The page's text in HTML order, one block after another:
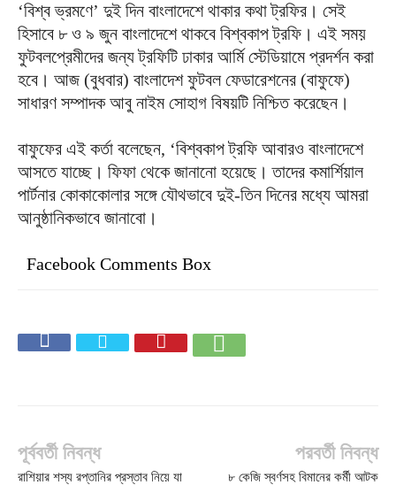
‘বিশ্ব ভ্রমণে’ দুই দিন বাংলাদেশে থাকার কথা ট্রফির। সেই
হিসাবে ৮ ও ৯ জুন বাংলাদেশে থাকবে বিশ্বকাপ ট্রফি। এই সময়
ফুটবলপ্রেমীদের জন্য ট্রফিটি ঢাকার আর্মি স্টেডিয়ামে প্রদর্শন করা
হবে। আজ (বুধবার) বাংলাদেশ ফুটবল ফেডারেশনের (বাফুফে)
সাধারণ সম্পাদক আবু নাইম সোহাগ বিষয়টি নিশ্চিত করেছেন।
বাফুফের এই কর্তা বলেছেন, ‘বিশ্বকাপ ট্রফি আবারও বাংলাদেশে
আসতে যাচ্ছে। ফিফা থেকে জানানো হয়েছে। তাদের কমার্শিয়াল
পার্টনার কোকাকোলার সঙ্গে যৌথভাবে দুই-তিন দিনের মধ্যে আমরা
আনুষ্ঠানিকভাবে জানাবো।
Facebook Comments Box
পূর্ববর্তী নিবন্ধ
রাশিয়ার শস্য রপ্তানির প্রস্তাব নিয়ে যা
পরবর্তী নিবন্ধ
৮ কেজি স্বর্ণসহ বিমানের কর্মী আটক